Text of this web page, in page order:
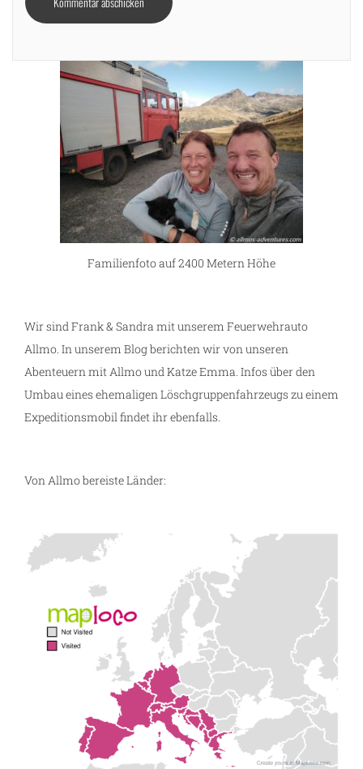
Familienfoto auf 2400 Metern Höhe
Wir sind Frank & Sandra mit unserem Feuerwehrauto
Allmo. In unserem Blog berichten wir von unseren
Abenteuern mit Allmo und Katze Emma. Infos über den
Umbau eines ehemaligen Löschgruppenfahrzeugs zu einem
Expeditionsmobil findet ihr ebenfalls.
Von Allmo bereiste Länder: